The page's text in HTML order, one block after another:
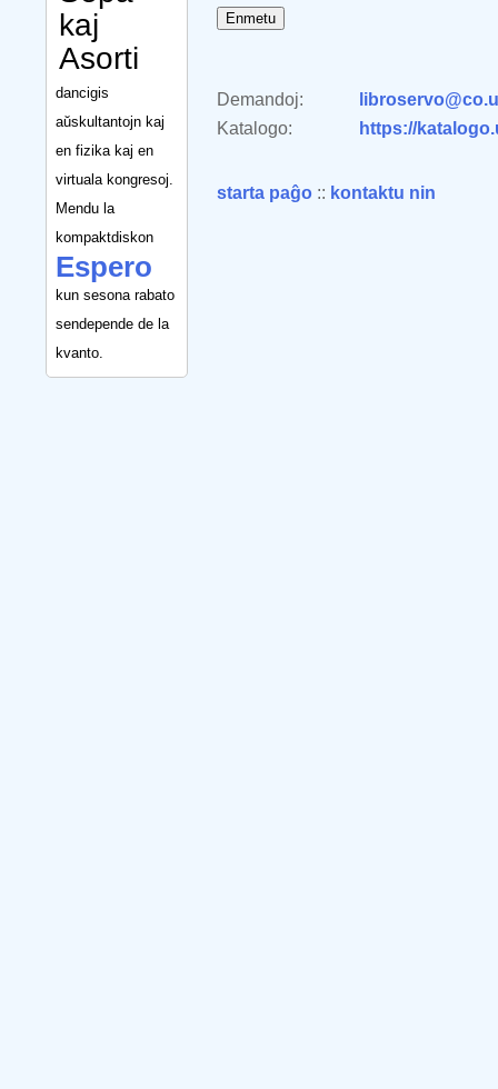
kaj
Asorti
dancigis
aŭskultantojn kaj
en fizika kaj en
virtuala kongresoj.
Mendu la
kompaktdiskon
Espero
kun sesona rabato
sendepende de la
kvanto.
Demandoj:
Katalogo:
https://
starta paĝo :: kontaktu nin